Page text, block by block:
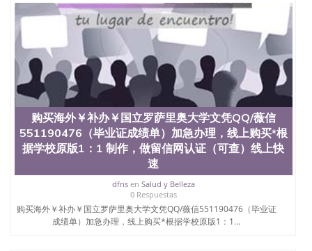
公司专业制作、办理、仿制、成绩单文凭、改成绩、
教育部学历学位认证、毕业证、成绩单、文凭、学历
文凭、假文凭假毕业证假学历书制作、假制作、办
理、仿制学位证书、毕业证文凭、文凭毕业证、毕业
证认证、留服认证、使馆认证、使馆证明、使馆留学
回国人员证明、留学生认证、学历认证、文凭认证学
位认证、留学生学历认证、留学生学位认证、英国文
凭学历、美国文凭学历、澳洲文凭学历、加拿大文凭
学历、新西兰学历认证等q:551190476 微信：
551190476 圣何塞州立大学毕业证（San Jose State
University）圣何塞州立大学毕业证（San Jose State
University）圣何塞州立大学毕业证（San Jose State
University）圣何塞州立大学成绩单（San Jose State
University）圣何塞州立大学成绩单（ San Jose State
University）圣何塞州立大学成绩单（San Jose State
University）成绩单圣何塞州立大学文凭（San Jose
State University）圣何塞州立大学（San Jose State
购买海外￥补办￥国立罗萨里奥大学文凭QQ/薇信
551190476（毕业证成绩单）加急办理，线上购买*根
据学校原版1：1 制作，做留信网认证（可查）线上快
速
dfnsen Salud y Belleza
0 Respuestas
购买海外￥补办￥国立罗萨里奥大学文凭QQ/薇信551190476（毕业证
成绩单）加急办理，线上购买*根据学校原版1：1...